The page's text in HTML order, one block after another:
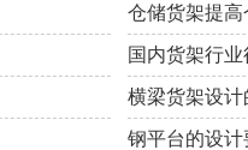
仓储货架提高
国内货架行
横梁货架设
钢平台​的设计